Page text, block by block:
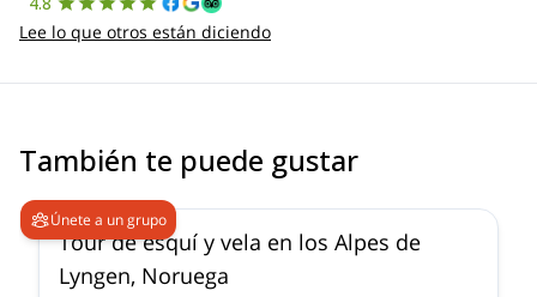
Lee lo que otros están diciendo
También te puede gustar
Únete a un grupo
Tour de esquí y vela en los Alpes de
Lyngen, Noruega